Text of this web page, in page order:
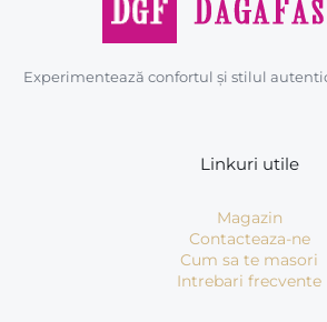
Experimentează confortul și stilul
Linkuri utile
Magazin
Contacteaza-ne
Cum sa te masori
Intrebari frecvente